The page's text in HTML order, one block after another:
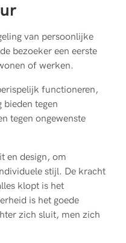
van persoonlijke
bezoeker een eerste
of werken.
functioneren,
bieden tegen
tegen ongewenste
en design, om
stijl. De kracht
klopt is het
is het goede
zich sluit, men zich